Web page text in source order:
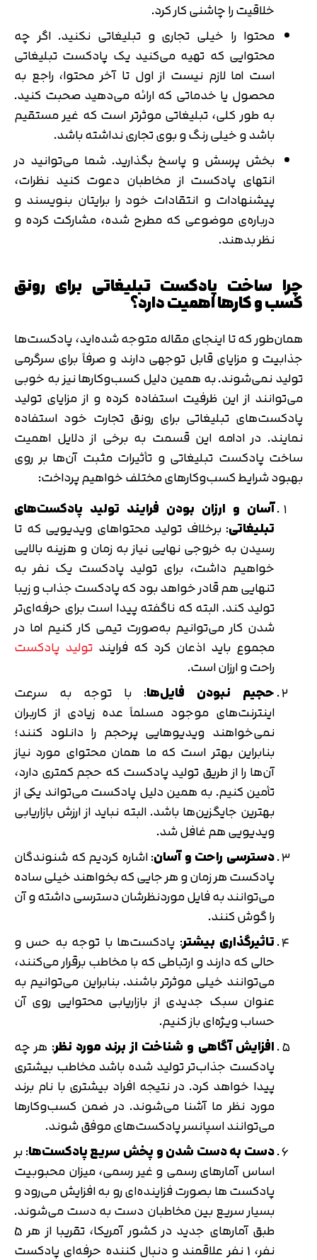
خلاقیت را چاشنی کار کرد.
محتوا را خیلی تجاری و تبلیغاتی نکنید. اگر چه
محتوایی که تهیه می‌کنید یک پادکست تبلیغاتی
است اما لازم نیست از اول تا آخر محتوا، راجع به
محصول یا خدماتی که ارائه می‌دهید صحبت کنید.
به طور کلی، تبلیغاتی موثرتر است که غیر مستقیم
باشد و خیلی رنگ‌ و بوی تجاری نداشته باشد.
بخش پرسش و پاسخ بگذارید. شما می‌توانید در
انتهای پادکست از مخاطبان‌ دعوت کنید نظرات،
پیشنهادات و انتقادات خود را برایتان بنویسند و
درباره‌ی موضوعی که مطرح شده، مشارکت کرده و
نظر بدهند.
چرا ساخت پادکست تبلیغاتی برای رونق
کسب و کارها اهمیت دارد؟
همان‌طور که تا اینجای مقاله متوجه شده‌اید، پادکست‌ها
جذابیت و مزایای قابل توجهی دارند و صرفاً برای سرگرمی
تولید نمی‌شوند. به همین دلیل کسب‌وکارها نیز به خوبی
می‌توانند از این ظرفیت استفاده کرده و از مزایای تولید
پادکست‌های تبلیغاتی برای رونق تجارت خود استفاده
نمایند. در ادامه این قسمت به برخی از دلایل اهمیت
ساخت پادکست تبلیغاتی و تأثیرات مثبت آن‌ها بر روی
بهبود شرایط کسب‌وکارهای مختلف خواهیم پرداخت:
آسان و ارزان بودن فرایند تولید پادکست‌های
تبلیغاتی: برخلاف تولید محتواهای ویدیویی که تا
رسیدن به خروجی نهایی نیاز به زمان و هزینه بالایی
خواهیم داشت، برای تولید پادکست یک نفر به
تنهایی هم قادر خواهد بود که پادکست جذاب و زیبا
تولید کند. البته که ناگفته پیدا است برای حرفه‌ای‌تر
شدن کار می‌توانیم به‌صورت تیمی کار کنیم اما در
مجموع باید اذعان کرد که فرایند تولید پادکست
راحت و ارزان است.
حجیم نبودن فایل‌ها: با توجه به سرعت
اینترنت‌های موجود مسلماً عده زیادی از کاربران
نمی‌خواهند ویدیوهایی پرحجم را دانلود کنند؛
بنابراین بهتر است که ما همان محتوای مورد نیاز
آن‌ها را از طریق تولید پادکست که حجم کمتری دارد،
تأمین کنیم. به همین دلیل پادکست می‌تواند یکی از
بهترین جایگزین‌ها باشد. البته نباید از ارزش بازاریابی
ویدیویی هم غافل شد.
دسترسی راحت و آسان: اشاره کردیم که شنوندگان
پادکست هر زمان و هر جایی که بخواهند خیلی ساده
می‌توانند به فایل موردنظرشان دسترسی داشته و آن
را گوش کنند.
تاثیرگذاری بیشتر: پادکست‌ها با توجه به حس و
حالی که دارند و ارتباطی که با مخاطب برقرار می‌کنند،
می‌توانند خیلی موثرتر باشند. بنابراین می‌توانیم به
عنوان سبک جدیدی از بازاریابی محتوایی روی آن
حساب ویژه‌ای باز کنیم.
افزایش آگاهی و شناخت از برند مورد نظر: هر چه
پادکست جذاب‌تر تولید شده باشد مخاطب بیشتری
پیدا خواهد کرد. در نتیجه افراد بیشتری با نام برند
مورد نظر ما آشنا می‌شوند. در ضمن کسب‌وکارها
می‌توانند اسپانسر پادکست‌های موفق شوند.
دست به دست شدن و پخش سریع پادکست‌ها: بر
اساس آمارهای رسمی و غیر رسمی، میزان محبوبیت
پادکست ها بصورت فزاینده‌ای رو به افزایش می‌رود و
بسیار سریع بین مخاطبان دست به دست می‌شوند.
طبق آمارهای جدید در کشور آمریکا، تقریبا از هر 5
نفر، 1 نفر علاقمند و دنبال کننده حرفه‌ای پادکست